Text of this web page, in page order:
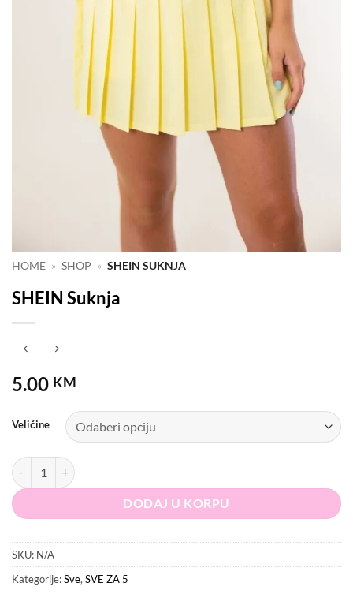
HOME » SHOP » SHEIN SUKNJA
SHEIN Suknja
5.00 KM
Veličine
SHEIN Suknja količina
DODAJ U KORPU
SKU: N/A
Kategorije:Sve, SVE ZA 5